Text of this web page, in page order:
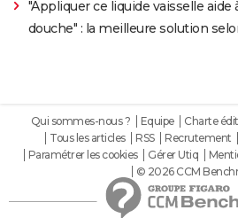
"Appliquer ce liquide vaisselle aide
douche" : la meilleure solution
Qui sommes-nous ? Equipe Charte
Tous les articles
RSS Recrutement
Paramétrer les cookies
Gérer Utiq
© 2026 CCM